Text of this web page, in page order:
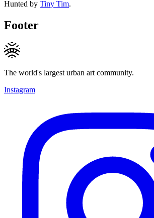
Hunted by Tiny Tim.
Footer
The world's largest urban art community.
Instagram